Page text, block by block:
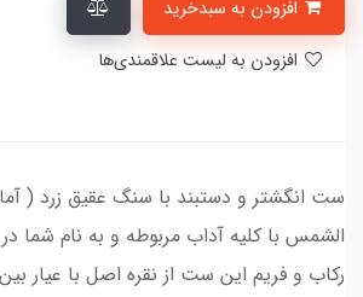
ست انگشتر و دستبند با سنگ عقیق زرد (